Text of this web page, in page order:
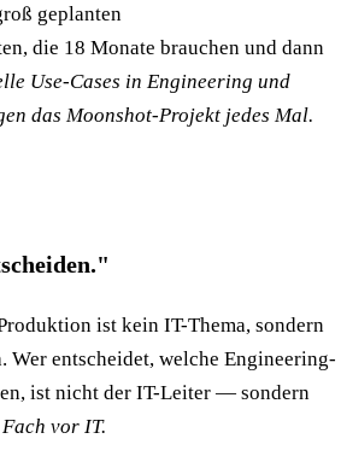
geplanten
die 18 Monate brauchen und dann
Use-Cases in Engineering und
das Moonshot-Projekt jedes Mal.
ist kein IT-Thema, sondern
Wer entscheidet, welche Engineering-
ist nicht der IT-Leiter — sondern
Fach vor IT.